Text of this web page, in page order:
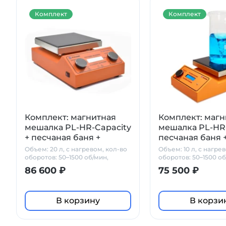
Комплект: магнитная
мешалка PL-HR-Capacity
+ песчаная баня +
PT1000 + штатив
Primelab
Объем: 20 л, с нагревом, кол-во
оборотов: 50–1500 об/мин,
стеклокерамика
86 600 ₽
В корзину
Комплект
Комплект:
мешалка PL-
песчаная баня
+ штатив
Объем: 10 л, с
оборотов: 50–1500
стеклокерамика
75 500 ₽
В
Комплект